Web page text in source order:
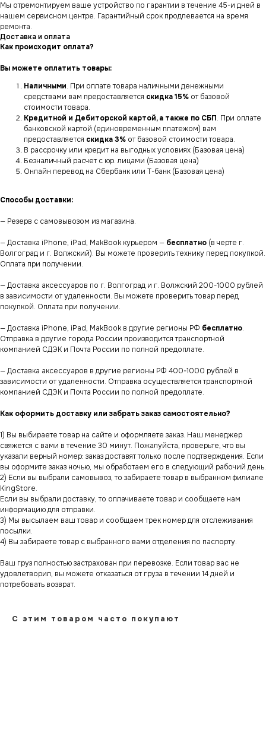
Мы отремонтируем ваше устройство по гарантии в течение 45-и дней в
нашем сервисном центре. Гарантийный срок продлевается на время
ремонта.
Доставка и оплата
Как происходит оплата?
Вы можете оплатить товары:
Наличными. При оплате товара наличными денежными
средствами вам предоставляется скидка 15% от базовой
стоимости товара.
Кредитной и Дебиторской картой, а также по СБП. При оплате
банковской картой (единовременным платежом) вам
предоставляется скидка 3% от базовой стоимости товара.
В рассрочку или кредит на выгодных условиях (Базовая цена)
Безналичный расчет с юр. лицами (Базовая цена)
Онлайн перевод на Сбербанк или Т-банк (Базовая цена)
Способы доставки:
— Резерв с самовывозом из магазина.
— Доставка iPhone, iPad, MakBook курьером — бесплатно (в черте г.
Волгоград и г. Волжский). Вы можете проверить технику перед покупкой.
Оплата при получении.
— Доставка аксессуаров по г. Волгоград и г. Волжский 200-1000 рублей
в зависимости от удаленности. Вы можете проверить товар перед
покупкой. Оплата при получении.
— Доставка iPhone, iPad, MakBook в другие регионы РФ бесплатно.
Отправка в другие города России производится транспортной
компанией СДЭК и Почта России по полной предоплате.
— Доставка аксессуаров в другие регионы РФ 400-1000 рублей в
зависимости от удаленности. Отправка осуществляется транспортной
компанией СДЭК и Почта России по полной предоплате.
Как оформить доставку или забрать заказ самостоятельно?
1) Вы выбираете товар на сайте и оформляете заказ. Наш менеджер
свяжется с вами в течение 30 минут. Пожалуйста, проверьте, что вы
указали верный номер: заказ доставят только после подтверждения. Если
вы оформите заказ ночью, мы обработаем его в следующий рабочий день.
2) Если вы выбрали самовывоз, то забираете товар в выбранном филиале
KingStore.
Если вы выбрали доставку, то оплачиваете товар и сообщаете нам
информацию для отправки.
3) Мы высылаем ваш товар и сообщаем трек номер для отслеживания
посылки.
4) Вы забираете товар с выбранного вами отделения по паспорту.
Ваш груз полностью застрахован при перевозке. Если товар вас не
удовлетворил, вы можете отказаться от груза в течении 14 дней и
потребовать возврат.
С этим товаром часто покупают